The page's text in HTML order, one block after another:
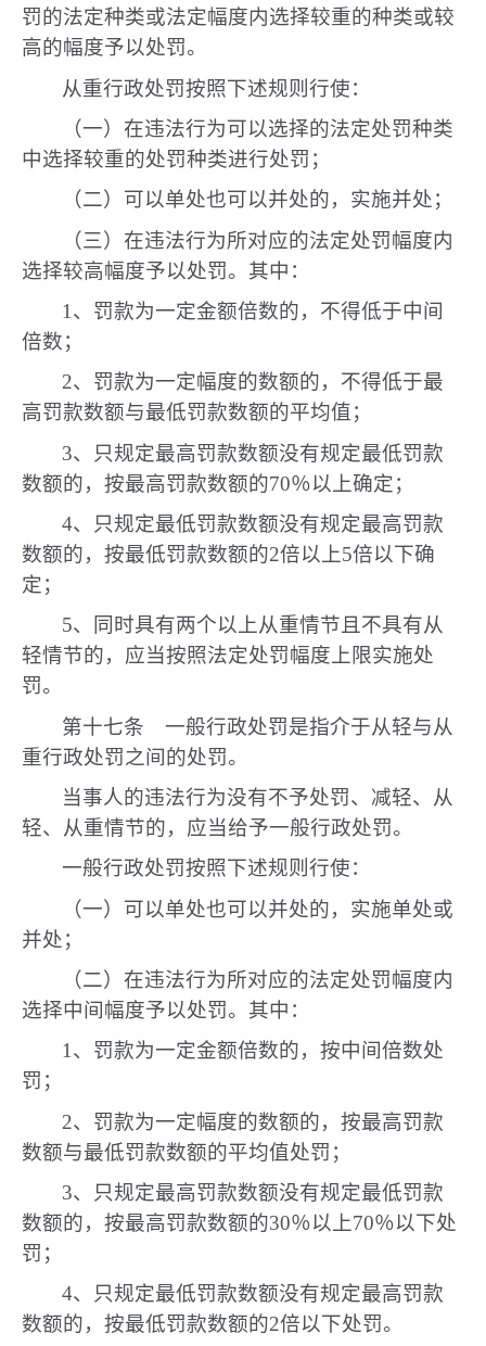
罚的法定种类或法定幅度内选择较重的种类或较
高的幅度予以处罚。
从重行政处罚按照下述规则行使：
（一）在违法行为可以选择的法定处罚种类
中选择较重的处罚种类进行处罚；
（二）可以单处也可以并处的，实施并处；
（三）在违法行为所对应的法定处罚幅度内
选择较高幅度予以处罚。其中：
1、罚款为一定金额倍数的，不得低于中间
倍数；
2、罚款为一定幅度的数额的，不得低于最
高罚款数额与最低罚款数额的平均值；
3、只规定最高罚款数额没有规定最低罚款
数额的，按最高罚款数额的70％以上确定；
4、只规定最低罚款数额没有规定最高罚款
数额的，按最低罚款数额的2倍以上5倍以下确
定；
5、同时具有两个以上从重情节且不具有从
轻情节的，应当按照法定处罚幅度上限实施处
罚。
第十七条 一般行政处罚是指介于从轻与从
重行政处罚之间的处罚。
当事人的违法行为没有不予处罚、减轻、从
轻、从重情节的，应当给予一般行政处罚。
一般行政处罚按照下述规则行使：
（一）可以单处也可以并处的，实施单处或
并处；
（二）在违法行为所对应的法定处罚幅度内
选择中间幅度予以处罚。其中：
1、罚款为一定金额倍数的，按中间倍数处
罚；
2、罚款为一定幅度的数额的，按最高罚款
数额与最低罚款数额的平均值处罚；
3、只规定最高罚款数额没有规定最低罚款
数额的，按最高罚款数额的30％以上70％以下处
罚；
4、只规定最低罚款数额没有规定最高罚款
数额的，按最低罚款数额的2倍以下处罚。